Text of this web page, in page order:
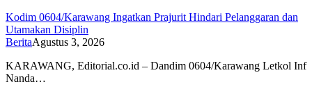
Kodim 0604/Karawang Ingatkan Prajurit Hindari Pelanggaran dan
Utamakan Disiplin
BeritaAgustus 3, 2026
KARAWANG, Editorial.co.id – Dandim 0604/Karawang Letkol Inf
Nanda…